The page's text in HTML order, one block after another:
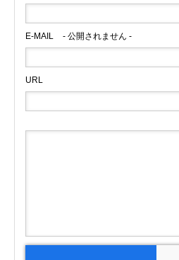
E-MAIL - 公開されません -
URL